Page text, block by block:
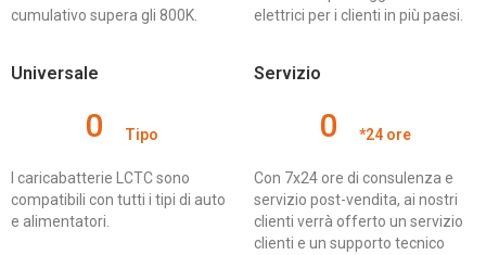
cumulativo supera gli 800K.
elettrici per i clienti in più paesi.
Universale
0 Tipo
I caricabatterie LCTC sono
compatibili con tutti i tipi di auto
e alimentatori.
Servizio
0 *24 ore
Con 7x24 ore di consulenza e
servizio post-vendita, ai nostri
clienti verrà offerto un servizio
clienti e un supporto tecnico